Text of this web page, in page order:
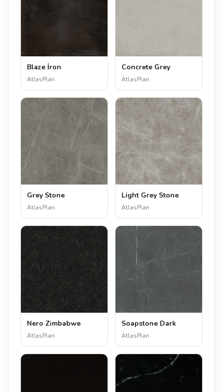
Blaze İron
AtlasPlan
Concrete Grey
AtlasPlan
Grey Stone
AtlasPlan
Light Grey Stone
AtlasPlan
Nero Zimbabwe
AtlasPlan
Soapstone Dark
AtlasPlan